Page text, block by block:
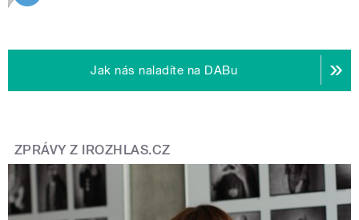
Jak nás naladíte na DABu
ZPRÁVY Z IROZHLAS.CZ